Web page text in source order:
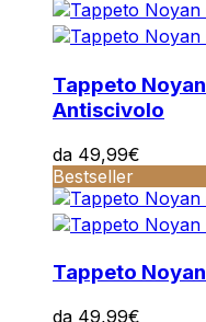
Tappeto Noyan
Antiscivolo
da 49,99€
Bestseller
Tappeto Noyan
da 49,99€